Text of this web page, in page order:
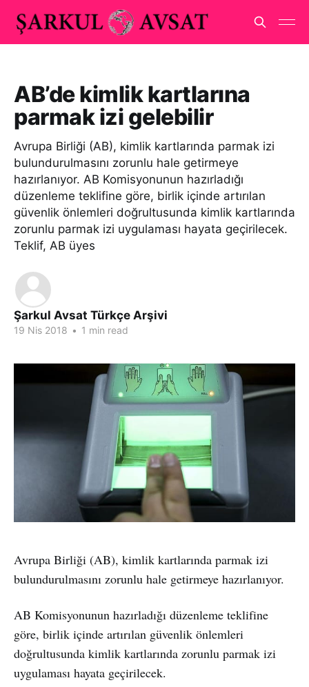
AB’de kimlik kartlarına
parmak izi gelebilir
Avrupa Birliği (AB), kimlik kartlarında parmak izi
bulundurulmasını zorunlu hale getirmeye
hazırlanıyor. AB Komisyonunun hazırladığı
düzenleme teklifine göre, birlik içinde artırılan
güvenlik önlemleri doğrultusunda kimlik kartlarında
zorunlu parmak izi uygulaması hayata geçirilecek.
Teklif, AB üyes
Şarkul Avsat Türkçe Arşivi
19 Nis 2018 • 1 min read
Avrupa Birliği (AB), kimlik kartlarında parmak izi
bulundurulmasını zorunlu hale getirmeye hazırlanıyor.
AB Komisyonunun hazırladığı düzenleme teklifine
göre, birlik içinde artırılan güvenlik önlemleri
doğrultusunda kimlik kartlarında zorunlu parmak izi
uygulaması hayata geçirilecek.